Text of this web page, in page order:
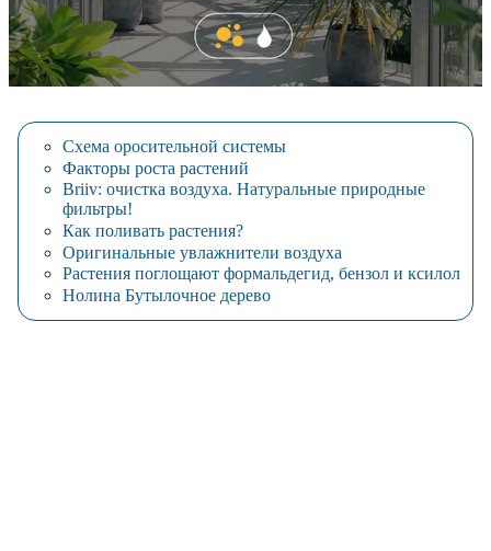
Схема оросительной системы
Факторы роста растений
Briiv: очистка воздуха. Натуральные природные
фильтры!
Как поливать растения?
Оригинальные увлажнители воздуха
Растения поглощают формальдегид, бензол и ксилол
Нолина Бутылочное дерево